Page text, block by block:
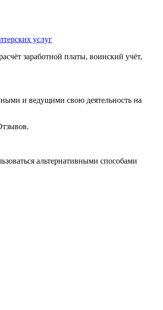
услуг
заработной платы, воинский учёт,
и ведущими свою деятельность на
альтернативными способами